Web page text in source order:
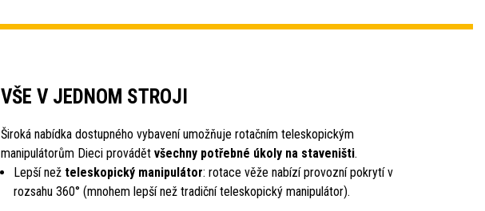
VŠE V JEDNOM STROJI
Široká nabídka dostupného vybavení umožňuje rotačním teleskopickým
manipulátorům Dieci provádět všechny potřebné úkoly na staveništi.
Lepší než teleskopický manipulátor: rotace věže nabízí provozní pokrytí v
rozsahu 360° (mnohem lepší než tradiční teleskopický manipulátor).